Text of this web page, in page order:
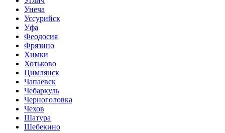
Унеча
Уссурийск
Уфа
Феодосия
Фрязино
Химки
Хотьково
Цимлянск
Чапаевск
Чебаркуль
Черноголовка
Чехов
Шатура
Шебекино